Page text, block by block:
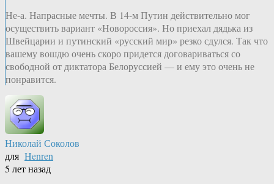
Не-а. Напрасные мечты. В 14-м Путин действительно мог
осуществить вариант «Новороссия». Но приехал дядька из
Швейцарии и путинский «русский мир» резко сдулся. Так что
вашему вошдю очень скоро придется договариваться со
свободной от диктатора Белоруссией — и ему это очень не
понравится.
Николай Соколов
для Henren
5 лет назад